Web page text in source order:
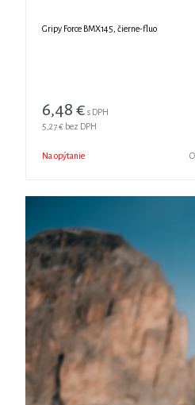
Gripy Force BMX145, čierne-fluo
6,48 € s DPH
5,27 € bez DPH
Na opýtanie